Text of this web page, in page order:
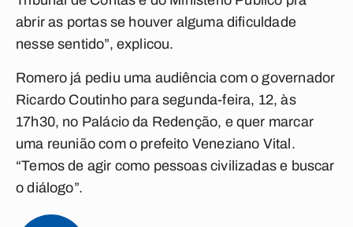
abrir as portas se houver alguma dificuldade
nesse sentido”, explicou.
Romero já pediu uma audiência com o governador
Ricardo Coutinho para segunda-feira, 12, às
17h30, no Palácio da Redenção, e quer marcar
uma reunião com o prefeito Veneziano Vital.
“Temos de agir como pessoas civilizadas e buscar
o diálogo”.